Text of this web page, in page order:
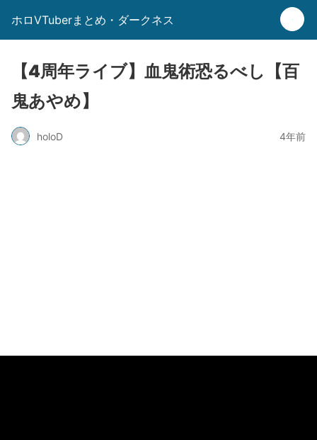
ホロVTuberまとめ・ダークネス
【4周年ライブ】血鬼術恐るべし【百
鬼あやめ】
holoD 4年前